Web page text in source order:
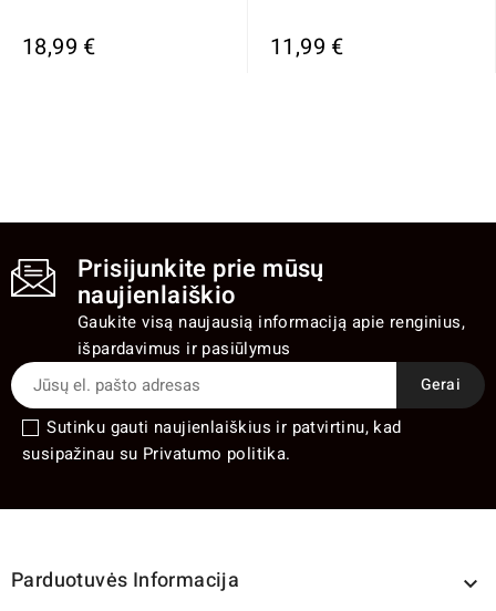
18,99 € 11,99 €
Prisijunkite prie mūsų
naujienlaiškio
Gaukite visą naujausią informaciją apie renginius,
išpardavimus ir pasiūlymus
Sutinku gauti naujienlaiškius ir patvirtinu, kad
susipažinau su Privatumo politika.
Parduotuvės Informacija 